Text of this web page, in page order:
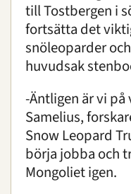
till Tostbergen i
fortsätta det
snöleoparder
huvudsak
-Äntligen är vi på
Samelius,
Snow Leopard
börja jobba och
Mongoliet igen.